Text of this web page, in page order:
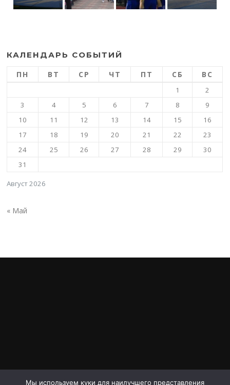
КАЛЕНДАРЬ СОБЫТИЙ
Август 2026
ПН ВТ СР ЧТ ПТ СБ ВС
1
2
3
4 5 6 7 8
9
10
11 12 13 14 15
16
17
18 19 20 21 22
23
24
25 26 27 28 29
30
31
« Май
Мы используем куки для наилучшего представления